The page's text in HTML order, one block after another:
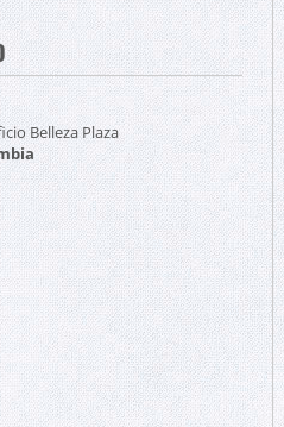
Belleza Plaza